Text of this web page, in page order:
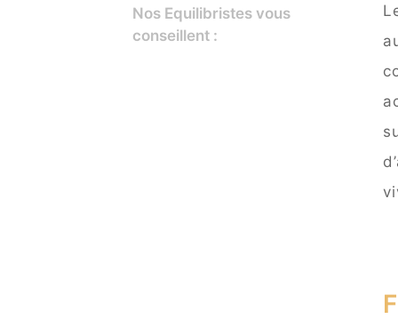
Nos Equilibristes vous
conseillent :